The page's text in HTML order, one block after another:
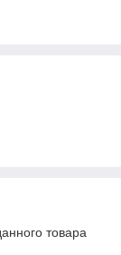
товара